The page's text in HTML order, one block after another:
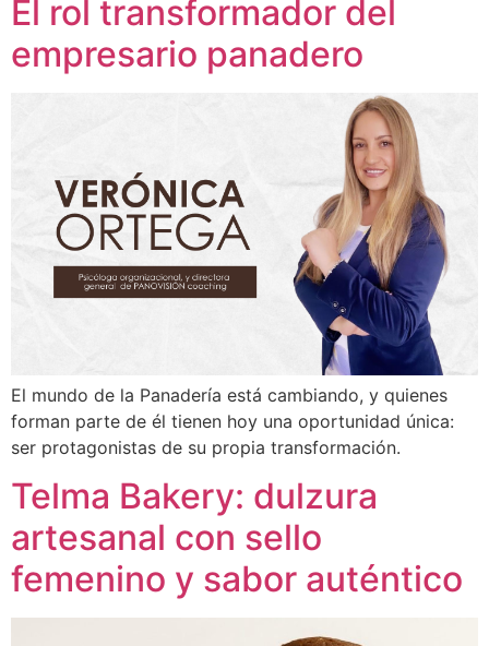
El rol transformador del
empresario panadero
El mundo de la Panadería está cambiando, y quienes
forman parte de él tienen hoy una oportunidad única:
ser protagonistas de su propia transformación.
Telma Bakery: dulzura
artesanal con sello
femenino y sabor auténtico